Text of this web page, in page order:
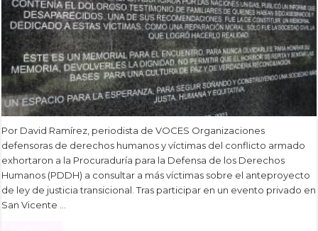
Por David Ramírez, periodista de VOCES Organizaciones
defensoras de derechos humanos y víctimas del conflicto armado
exhortaron a la Procuraduría para la Defensa de los Derechos
Humanos (PDDH) a consultar a más víctimas sobre el anteproyecto
de ley de justicia transicional. Tras participar en un evento privado en
San Vicente …